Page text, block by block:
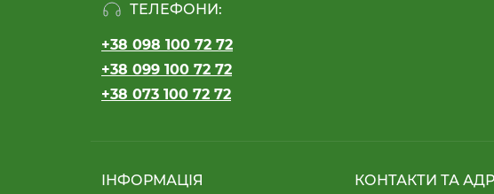
ТЕЛЕФОНИ:
+38 098 100 72 72
+38 099 100 72 72
+38 073 100 72 72
ІНФОРМАЦІЯ КОНТАКТИ ТА